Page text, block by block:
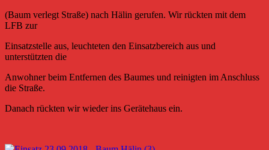
(Baum verlegt Straße) nach Hälin gerufen. Wir rückten mit dem
LFB zur
Einsatzstelle aus, leuchteten den Einsatzbereich aus und
unterstützten die
Anwohner beim Entfernen des Baumes und reinigten im Anschluss
die Straße.
Danach rückten wir wieder ins Gerätehaus ein.